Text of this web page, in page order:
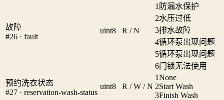
故障
#26 · fault
uint8 R / N
1 防漏水保护
2水压过低
3排水故障
4循环泵出现问题
5循环泵出现问题
6门锁无法使用
预约洗衣状态
#27 · reservation-wash-status
uint8 R / W / N
1None
2Start Wash
3Finish Wash